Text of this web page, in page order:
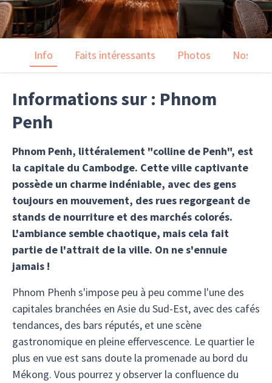
Info Faits intéressants Photos Nos
Informations sur : Phnom
Penh
Phnom Penh, littéralement "colline de Penh", est
la capitale du Cambodge. Cette ville captivante
possède un charme indéniable, avec des gens
toujours en mouvement, des rues regorgeant de
stands de nourriture et des marchés colorés.
L'ambiance semble chaotique, mais cela fait
partie de l'attrait de la ville. On ne s'ennuie
jamais !
Phnom Phenh s'impose peu à peu comme l'une des
capitales branchées en Asie du Sud-Est, avec des cafés
tendances, des bars réputés, et une scène
gastronomique en pleine effervescence. Le quartier le
plus en vue est sans doute la promenade au bord du
Mékong. Vous pourrez y observer la confluence du